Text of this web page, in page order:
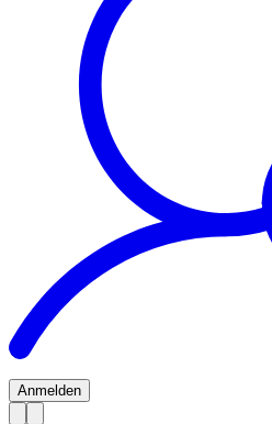
Anmelden